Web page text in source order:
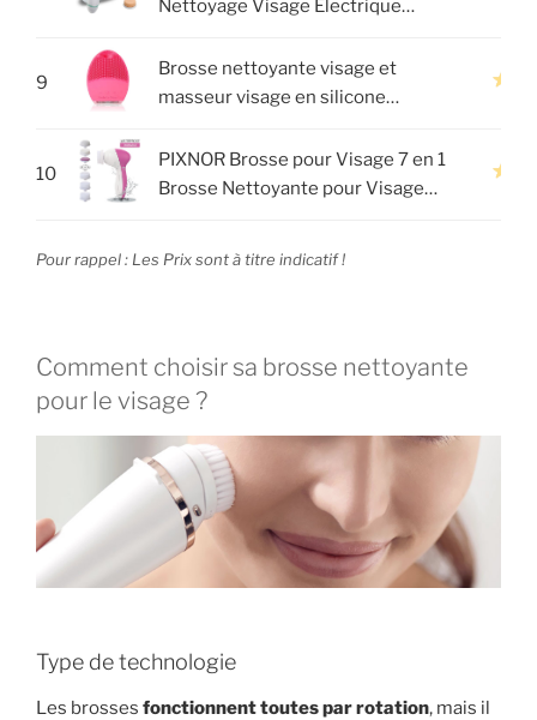
Nettoyage Visage Electrique…
9
Brosse nettoyante visage et
masseur visage en silicone…
10
PIXNOR Brosse pour Visage 7 en 1
Brosse Nettoyante pour Visage…
Pour rappel : Les Prix sont à titre indicatif !
Comment choisir sa brosse nettoyante
pour le visage ?
Type de technologie
Les brosses fonctionnent toutes par rotation, mais il